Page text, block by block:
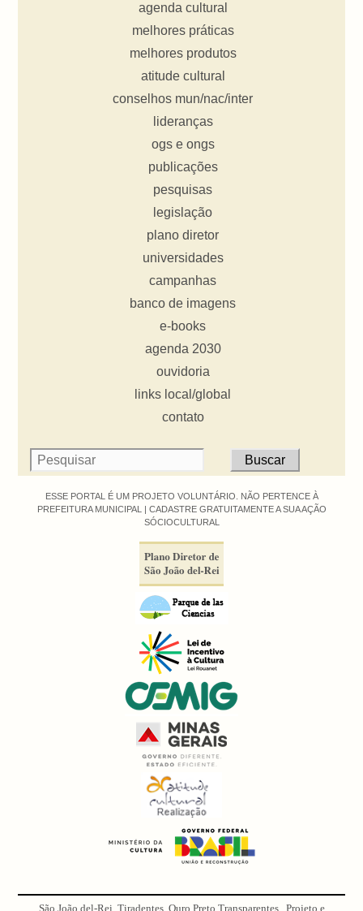
agenda cultural
melhores práticas
melhores produtos
atitude cultural
conselhos mun/nac/inter
lideranças
ogs e ongs
publicações
pesquisas
legislação
plano diretor
universidades
campanhas
banco de imagens
e-books
agenda 2030
ouvidoria
links local/global
contato
ESSE PORTAL É UM PROJETO VOLUNTÁRIO. NÃO PERTENCE À
PREFEITURA MUNICIPAL | CADASTRE GRATUITAMENTE A SUA AÇÃO
SÓCIOCULTURAL
São João del-Rei, Tiradentes, Ouro Preto Transparentes . Projeto e